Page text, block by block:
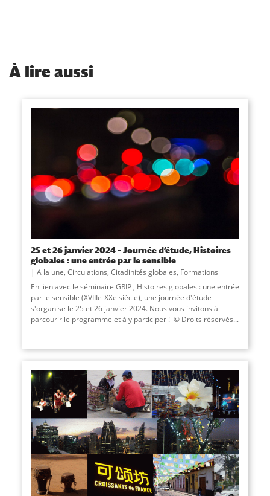
À lire aussi
25 et 26 janvier 2024 – Journée d’étude, Histoires
globales : une entrée par le sensible
A la une, Circulations, Citadinités globales, Formations
En lien avec le séminaire GRIP , Histoires globales : une entrée
par le sensible (XVIIIe-XXe siècle), une journée d'étude
s'organise le 25 et 26 janvier 2024. Nous vous invitons à
parcourir le programme et à y participer ! © Droits réservés...